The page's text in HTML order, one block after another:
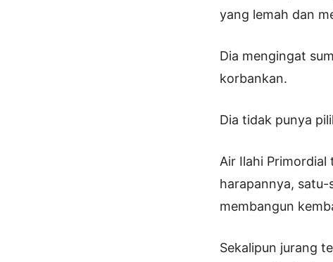
yang lemah dan
Dia mengingat
korbankan.
Dia tidak punya
Air Ilahi Primordial
harapannya,
membangun
Sekalipun jurang